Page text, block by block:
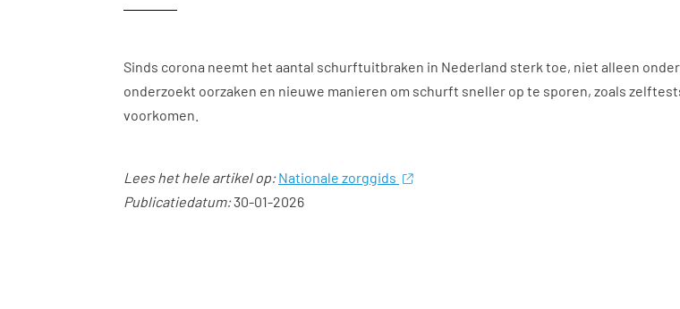
Sinds corona neemt het aantal schurftuitbraken in Nederland sterk toe, niet alleen
onderzoekt oorzaken en nieuwe manieren om schurft sneller op te sporen, zoals
voorkomen.
Lees het hele artikel op: Nationale zorggids
Publicatiedatum:30-01-2026